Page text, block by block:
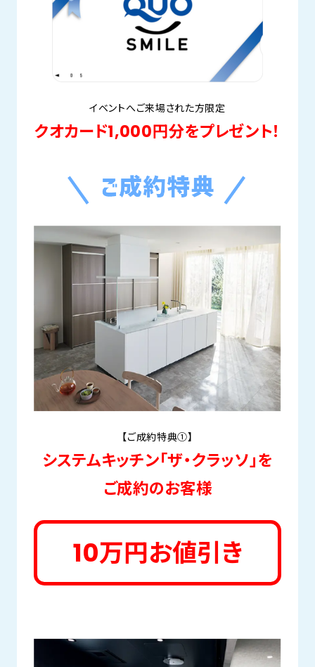
イベントへご来場された方限定
クオカード1,000円分をプレゼント！
【ご成約特典①】
システムキッチン「ザ・クラッソ」を
ご成約のお客様
10万円お値引き